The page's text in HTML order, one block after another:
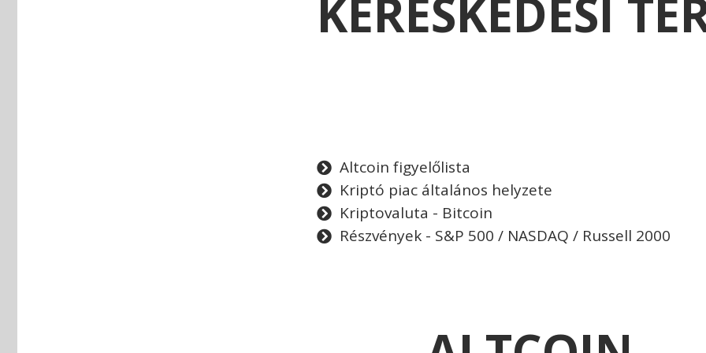
KERESKEDÉSI
Altcoin figyelőlista
Kriptó piac általános helyzete
Kriptovaluta - Bitcoin
Részvények - S&P 500 / NASDAQ / Russell 2000